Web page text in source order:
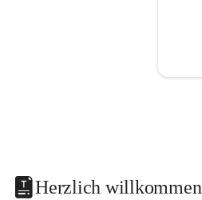
Herzlich willkommen